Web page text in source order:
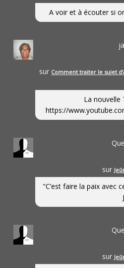
A voir et à écouter si
sur Comment traiter le sujet
La nouvelle
https://
sur
"C’est faire la paix avec
sur